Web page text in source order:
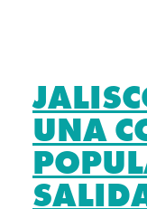
UNA